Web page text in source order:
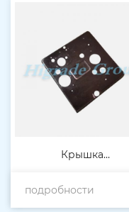
Крышка
водонагревателя
подробности